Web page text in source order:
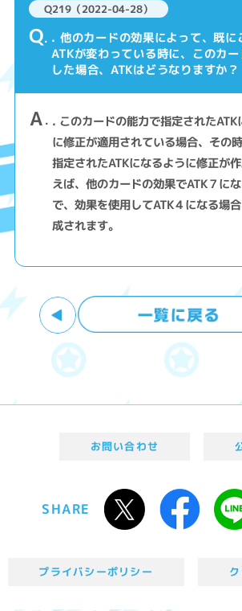
Q219（2022-04-28）
Q . 他のカードの効果によって、既に
ATKが変わっている時に、このカ
した場合、ATKはどうなりますか？
A . このカードの能力で指定された
に修正が適用されている場合、その
指定されたATKになるように修正が
えば、他のカードの効果でATK７に
で、効果を使用してATK４になる場
成されます。
お問い合わせ
SHARE
プライバシーポリシー